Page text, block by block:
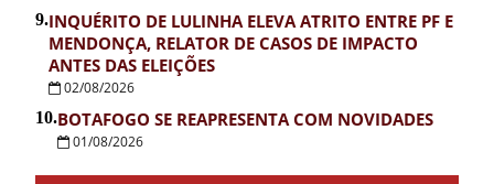
9.INQUÉRITO DE LULINHA ELEVA ATRITO ENTRE PF E
MENDONÇA, RELATOR DE CASOS DE IMPACTO
ANTES DAS ELEIÇÕES
02/08/2026
10.BOTAFOGO SE REAPRESENTA COM NOVIDADES
01/08/2026